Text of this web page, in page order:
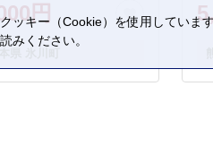
円
ッキー（Cookie）を使用してい
みください。